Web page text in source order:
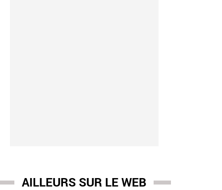
AILLEURS SUR LE WEB